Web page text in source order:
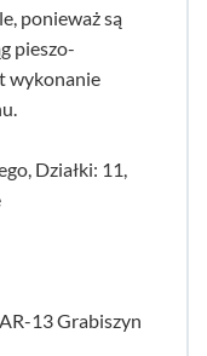
ponieważ są
pieszo-
wykonanie
Działki: 11,
13 Grabiszyn